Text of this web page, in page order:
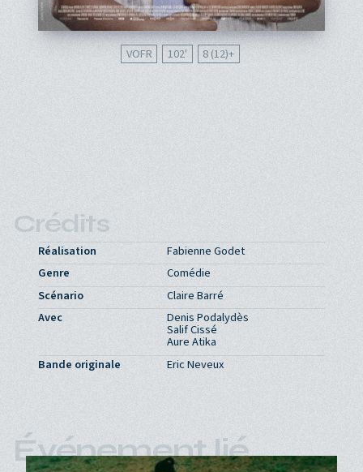
VOFR 102' 8 (12)
Crédits
Réalisation
Fabienne Godet
Genre
Comédie
Scénario
Claire Barré
Avec
Denis Podalydès
Salif Cissé
Aure Atika
Bande originale
Eric Neveux
Événement lié